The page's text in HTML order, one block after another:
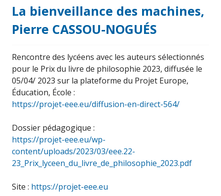
La bienveillance des machines,
Pierre CASSOU-NOGUÉS
Rencontre des lycéens avec les auteurs sélectionnés
pour le Prix du livre de philosophie 2023, diffusée le
05/04/ 2023 sur la plateforme du Projet Europe,
Éducation, École :
https://projet-eee.eu/diffusion-en-direct-564/
Dossier pédagogique :
https://projet-eee.eu/wp-
content/uploads/2023/03/eee.22-
23_Prix_lyceen_du_livre_de_philosophie_2023.pdf
Site : https://projet-eee.eu